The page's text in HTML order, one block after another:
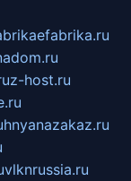
z-host.ru
vlknrussia.ru